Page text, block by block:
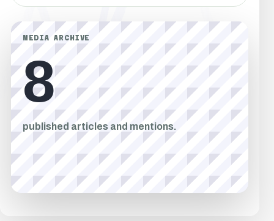
MEDIA ARCHIVE
8
published articles and mentions.